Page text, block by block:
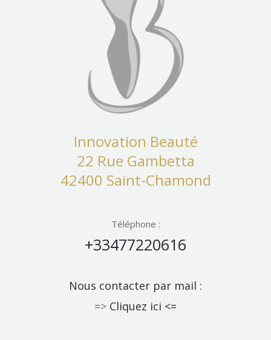
Innovation Beauté
22 Rue Gambetta
42400 Saint-Chamond
Téléphone :
+33477220616
Nous contacter par mail :
=> Cliquez ici <=